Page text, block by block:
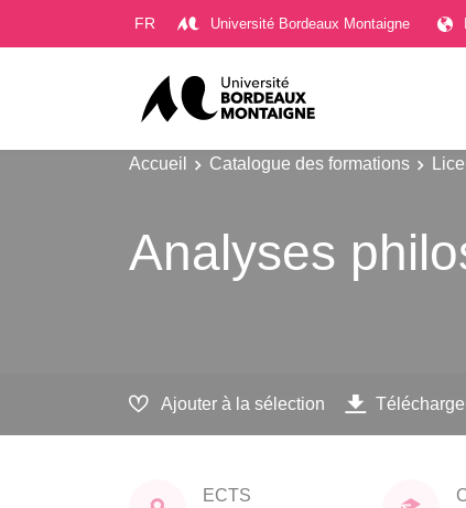
FR Université Bordeaux Montaigne
Accueil Catalogue des formations
Analyses
Ajouter à la sélection
ECTS